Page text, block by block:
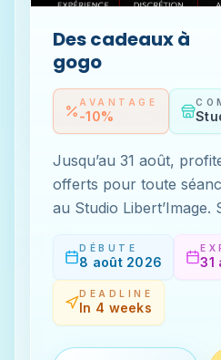
Des cadeaux à
gogo
AVANTAGE
-10%
Jusqu’au 31 août,
offerts pour toute
au Studio Libert’Image. Seul(e) ou en
unique, dans un studio
bienveillance et
essentielles. Studio Libert’Image – Port
Ambonne, Village
07 59 59 84 18 –
DÉBUTE
8 août 2026 31
DEADLINE
In 4 weeks